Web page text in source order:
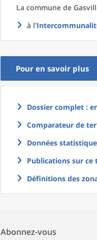
La commune de
à l'
Pour en savoir plus
Dossier complet :
Comparateur de
Données
Publications sur
Définitions des
Abonnez-vous